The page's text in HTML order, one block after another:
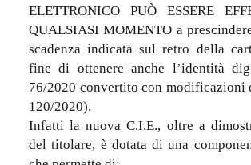
ELETTRONICO PUÒ ESSERE
QUALSIASI MOMENTO a
scadenza indicata sul retro della
fine di ottenere anche l’identità
76/2020 convertito con modificazioni
120/2020).
Infatti la nuova C.I.E., oltre a
del titolare, è dotata di una